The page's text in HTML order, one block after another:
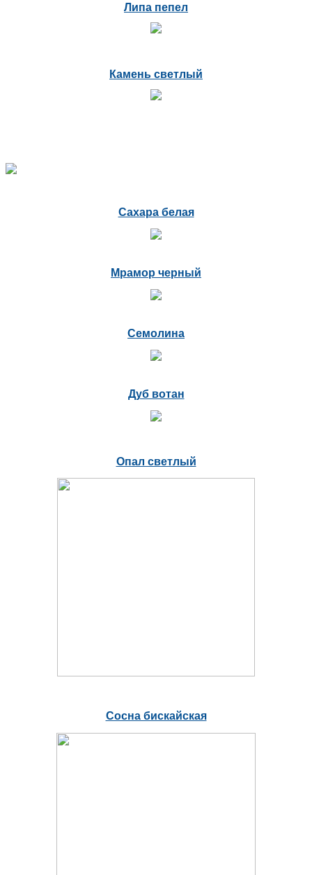
Липа пепел
Камень светлый
Сахара белая
Мрамор черный
Семолина
Дуб вотан
Опал светлый
Сосна бискайская